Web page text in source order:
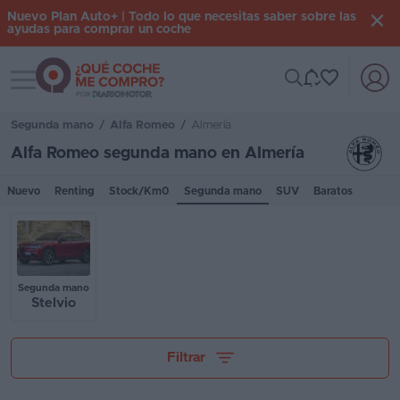
Iniciar
nuevos
Renting
Suscripción
Nuevo Plan Auto+ | Todo lo que necesitas saber sobre las
ayudas para comprar un coche
Toggle navigation
Segunda mano / Alfa Romeo / Almería
Alfa Romeo segunda mano en Almería
Nuevo Renting Stock/Km0 Segunda mano SUV Baratos
Segunda mano
Stelvio
Filtrar